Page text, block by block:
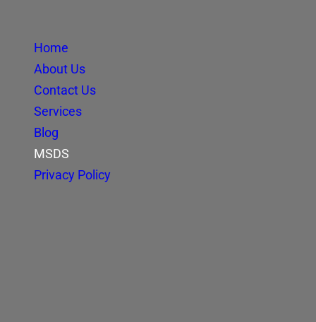
Home
About Us
Contact Us
Services
Blog
MSDS
Privacy Policy